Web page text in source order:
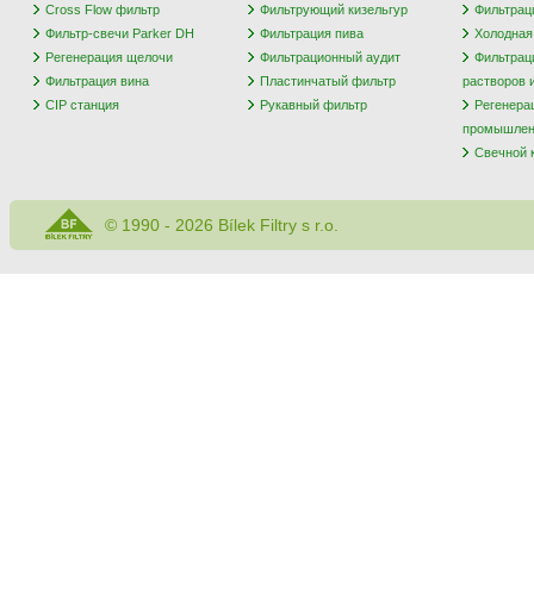
Cross Flow фильтр
Фильтр-свечи Parker DH
Регенерация щелочи
Фильтрация вина
CIP станция
Фильтрующий кизельгур
Фильтрация пива
Фильтрационный аудит
Пластинчатый фильтр
Рукавный фильтр
растворов
Свечной
© 1990 - 2026 Bílek Filtry s r.o.